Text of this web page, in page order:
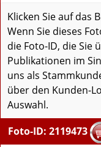
Klicken Sie auf das
Wenn Sie dieses
die Foto-ID, die Sie
Publikationen im
uns als
über den Kunden-
Auswahl.
Foto-ID: 2119473